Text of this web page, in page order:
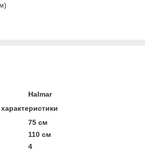
Halmar
75 см
110 см
4